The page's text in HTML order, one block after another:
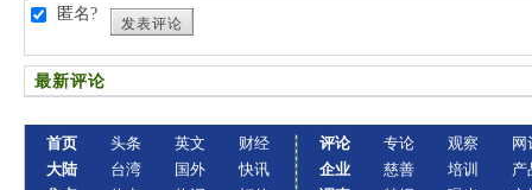
匿名?
发表评论
最新评论
首页
大陆
头条
台湾
英文
国外
财经
快讯
评论
企业
专论
慈善
观察
培训
网
产